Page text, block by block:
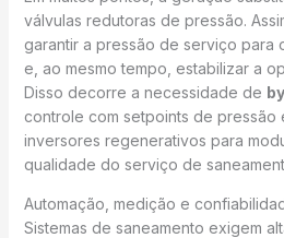
válvulas redutoras de pressão.
garantir a pressão de serviço para
e, ao mesmo tempo, estabilizar a
Disso decorre a necessidade de
controle com setpoints de pressão
inversores regenerativos para
qualidade do serviço de
Automação, medição e
Sistemas de saneamento exigem